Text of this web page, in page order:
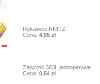
Rękawice RNITŻ
Cena: 4,55 zł
Zatyczki 303L jednoparowe
Cena: 0,54 zł